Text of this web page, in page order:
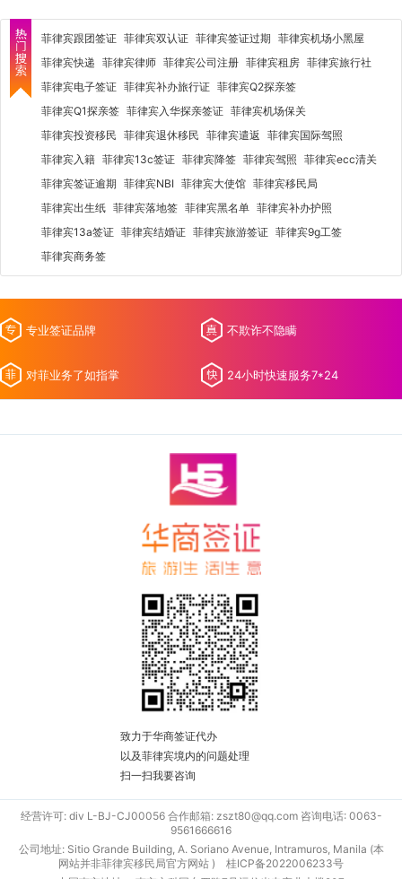
菲律宾跟团签证 菲律宾双认证 菲律宾签证过期 菲律宾机场小黑屋
菲律宾快递 菲律宾律师 菲律宾公司注册 菲律宾租房 菲律宾旅行社
菲律宾电子签证 菲律宾补办旅行证 菲律宾Q2探亲签
菲律宾Q1探亲签 菲律宾入华探亲签证 菲律宾机场保关
菲律宾投资移民 菲律宾退休移民 菲律宾遣返
菲律宾国际驾照
菲律宾入籍 菲律宾13c签证 菲律宾降签 菲律宾驾照 菲律宾ecc清关
菲律宾签证逾期 菲律宾NBI 菲律宾大使馆 菲律宾移民局
菲律宾出生纸 菲律宾落地签 菲律宾黑名单 菲律宾补办护照
菲律宾13a签证 菲律宾结婚证 菲律宾旅游签证 菲律宾9g工签
菲律宾商务签
专业签证品牌 不欺诈不隐瞒
对菲业务了如指掌 24小时快速服务7*24
致力于华商签证代办
以及菲律宾境内的问题处理
扫一扫我要咨询
经营许可: div L-BJ-CJ00056 合作邮箱: zszt80@qq.com 咨询电话: 0063-
9561666616
公司地址: Sitio Grande Building, A. Soriano Avenue, Intramuros, Manila (本
网站并非菲律宾移民局官方网站 ) 桂ICP备2022006233号